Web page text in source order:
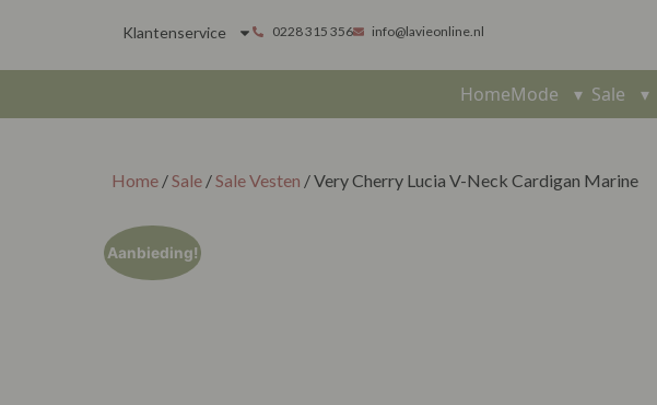
Klantenservice 0228 315 356 info@lavieonline.nl
HomeMode ▾ Sale ▾
Home /Sale /Sale Vesten / Very Cherry Lucia V-Neck Cardigan Marine
Aanbieding!